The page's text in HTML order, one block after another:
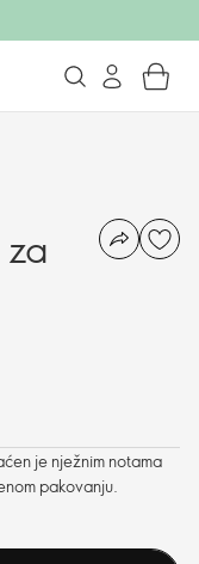
je nježnim notama
pakovanju.